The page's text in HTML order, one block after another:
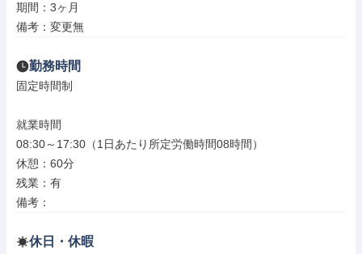
期間：3ヶ月
備考：変更無
勤務時間
固定時間制
就業時間
08:30～17:30（1日あたり所定労働時間08時間）
休憩：60分
残業：有
備考：
休日・休暇